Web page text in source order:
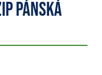
pánská